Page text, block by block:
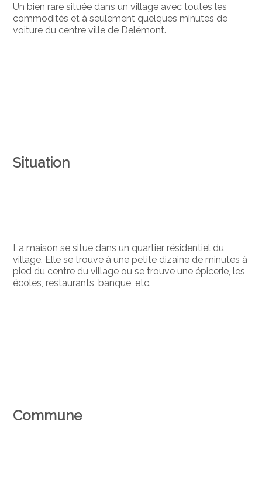
Un bien rare située dans un village avec toutes les
commodités et à seulement quelques minutes de
voiture du centre ville de Delémont.
Situation
La maison se situe dans un quartier résidentiel du
village. Elle se trouve à une petite dizaine de minutes à
pied du centre du village ou se trouve une épicerie, les
écoles, restaurants, banque, etc.
Commune